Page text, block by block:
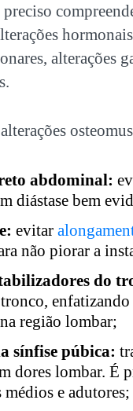
alterações
abdominal:
diástase bem
evitar
não piorar a
do
região lombar;
sínfise púbica:
dores lombar. É
e adutores;